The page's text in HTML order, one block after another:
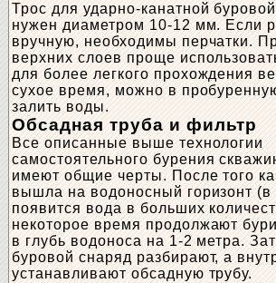
Трос для ударно-канатной
нужен диаметром 10-12 мм. Если
вручную, необходимы перчатки.
верхних слоев проще
для более легкого прохождения
сухое время, можно в
залить воды.
Обсадная труба и фильтр
Все описанные выше технологии
самостоятельного бурения
имеют общие черты. После того
вышла на водоносный горизонт (в
появится вода в больших
некоторое время продолжают
в глубь водоноса на 1-2 метра.
буровой снаряд разбирают, а
устанавливают обсадную трубу.